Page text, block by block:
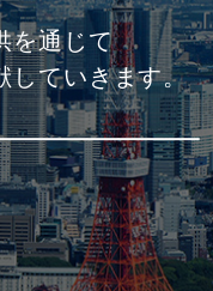
を通じて
していきます。